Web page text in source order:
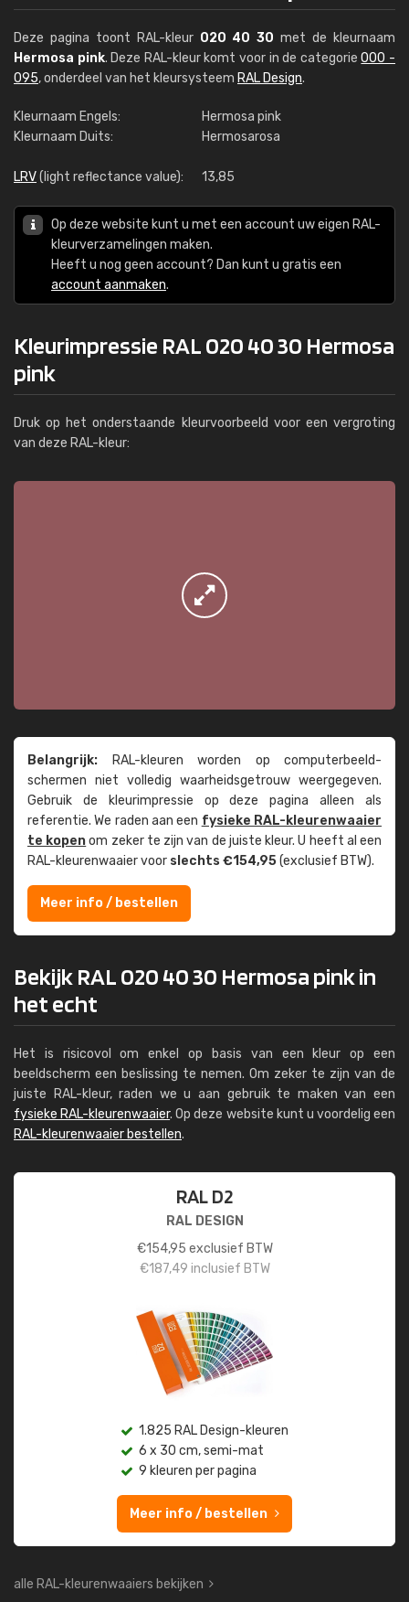
Deze pagina toont RAL-kleur 020 40 30 met de kleurnaam
Hermosa pink. Deze RAL-kleur komt voor in de categorie000 -
095, onderdeel van het kleursysteem RAL Design.
Kleurnaam Engels:
Hermosa pink
Kleurnaam Duits:
Hermosarosa
LRV(light reflectance value): 13,85
Op deze website kunt u met een account uw eigen RAL-
kleurverzamelingen maken.
Heeft u nog geen account? Dan kunt u gratis een
account aanmaken.
Kleurimpressie RAL 020 40 30 Hermosa
pink
Druk op het onderstaande kleurvoorbeeld voor een vergroting
van deze RAL-kleur:
Belangrijk: RAL-kleuren worden op computer­beeld­
schermen niet volledig waarheids­­getrouw weer­gegeven.
Gebruik de kleur­impressie op deze pagina alleen als
referentie. We raden aan een fysieke RAL-kleuren­waaier
te kopenom zeker te zijn van de juiste kleur. U heeft al een
RAL-kleuren­waaier voor slechts €154,95(exclusief BTW).
Meer info / bestellen
Bekijk RAL 020 40 30 Hermosa pink in
het echt
Het is risicovol om enkel op basis van een kleur op een
beeldscherm een beslissing te nemen. Om zeker te zijn van de
juiste RAL-kleur, raden we u aan gebruik te maken van een
fysieke RAL-kleurenwaaier. Op deze website kunt u voordelig een
RAL-kleurenwaaier bestellen.
RAL D2
RAL DESIGN
€154,95 exclusief BTW
€187,49 inclusief BTW
1.825 RAL Design-kleuren
6 x 30 cm, semi-mat
9 kleuren per pagina
Meer info / bestellen
alle RAL-kleurenwaaiers bekijken